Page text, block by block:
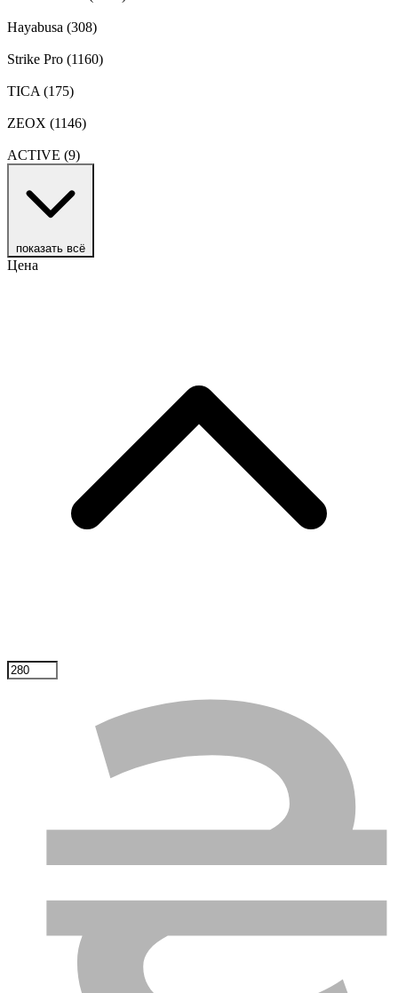
Hayabusa (308)
Strike Pro (1160)
TICA (175)
ZEOX (1146)
ACTIVE (9)
показать всё
Цена